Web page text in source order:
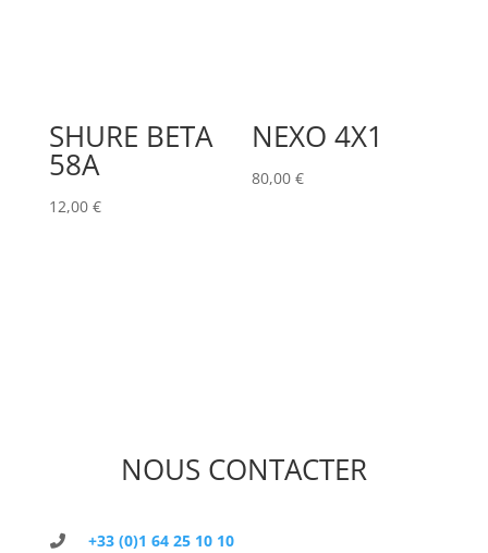
SHURE BETA
58A
12,00 €
NEXO 4X1
80,00€
NOUS CONTACTER
+33 (0)1 64 25 10 10